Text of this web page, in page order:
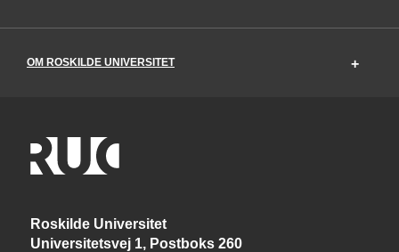
OM ROSKILDE UNIVERSITET
Roskilde Universitet
Universitetsvej 1, Postboks 260